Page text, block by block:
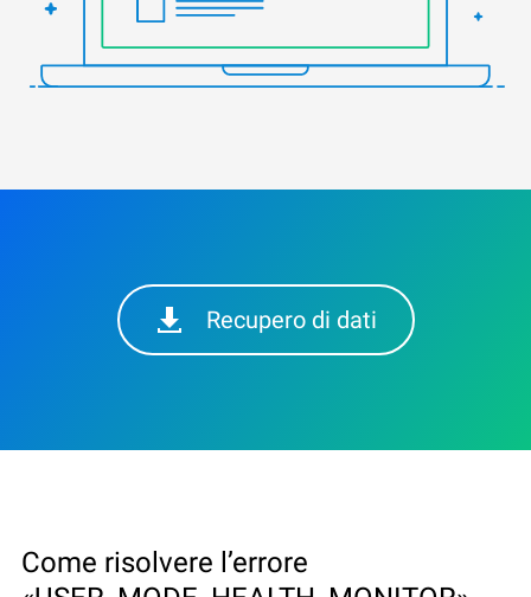
Recupero di dati
Come risolvere l’errore